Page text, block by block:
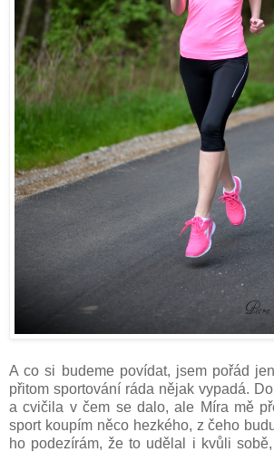
A co si budeme povídat, jsem pořád
přitom sportování ráda nějak vypadá.
a cvičila v čem se dalo, ale Míra mě
sport koupím něco hezkého, z čeho
ho podezírám, že to udělal i kvůli